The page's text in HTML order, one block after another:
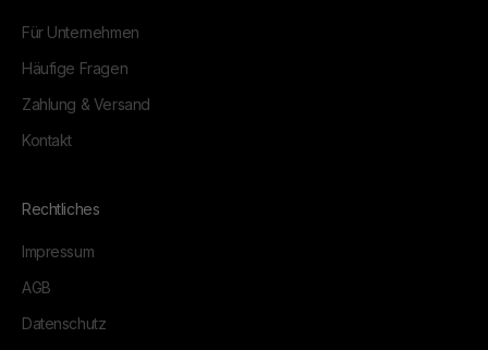
Für Unternehmen
Häufige Fragen
Zahlung & Versand
Kontakt
Rechtliches
Impressum
AGB
Datenschutz